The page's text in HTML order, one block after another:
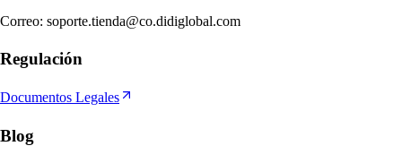
Correo: soporte.tienda@co.didiglobal.com
Regulación
Documentos Legales
Blog